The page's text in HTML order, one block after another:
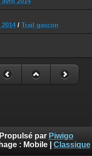
/ Trail gascon
Propulsé par Piwigo
: Mobile Classique